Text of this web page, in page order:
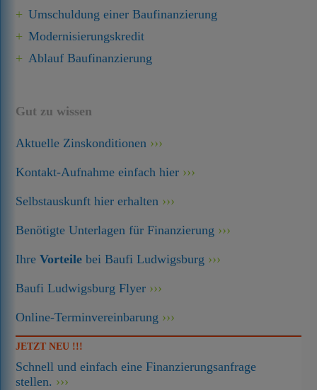
Umschuldung einer Baufinanzierung
Modernisierungskredit
Ablauf Baufinanzierung
Gut zu wissen
Aktuelle Zinskonditionen
Kontakt-Aufnahme einfach hier
Selbstauskunft hier erhalten
Benötigte Unterlagen für Finanzierung
IhreVorteile bei Baufi Ludwigsburg
Baufi Ludwigsburg Flyer
Online-Terminvereinbarung
JETZT NEU !!!
Schnell und einfach eine Finanzierungsanfrage
stellen.